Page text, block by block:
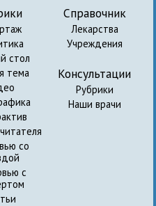
стол
тема
со
с
Справочник
Лекарства
Учреждения
Консультации
Рубрики
Наши врачи